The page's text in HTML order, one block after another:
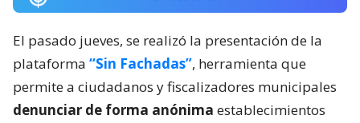
El pasado jueves, se realizó la presentación de la
plataforma “Sin Fachadas”, herramienta que
permite a ciudadanos y fiscalizadores municipales
denunciar de forma anónima establecimientos